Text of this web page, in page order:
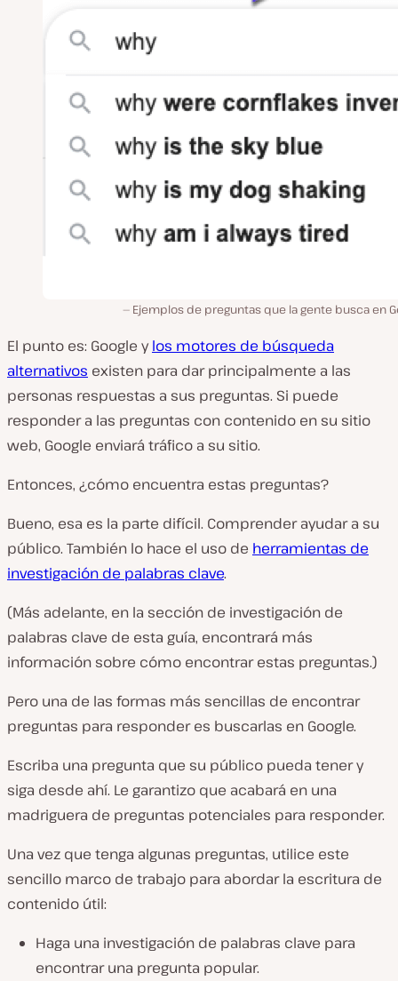
Ejemplos de preguntas que la gente busca en
El punto es: Google ylos motores de búsqueda
alternativos existen para dar principalmente a las
personas respuestas a sus preguntas. Si puede
responder a las preguntas con contenido en su sitio
web, Google enviará tráfico a su sitio.
Entonces, ¿cómo encuentra estas preguntas?
Bueno, esa es la parte difícil. Comprender ayudar a su
público. También lo hace el uso de herramientas de
investigación de palabras clave.
(Más adelante, en la sección de investigación de
palabras clave de esta guía, encontrará más
información sobre cómo encontrar estas preguntas.)
Pero una de las formas más sencillas de encontrar
preguntas para responder es buscarlas en Google.
Escriba una pregunta que su público pueda tener y
siga desde ahí. Le garantizo que acabará en una
madriguera de preguntas potenciales para responder.
Una vez que tenga algunas preguntas, utilice este
sencillo marco de trabajo para abordar la escritura de
contenido útil:
Haga una investigación de palabras clave para
encontrar una pregunta popular.